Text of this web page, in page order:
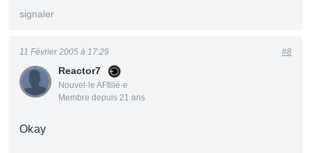
signaler
Reactor7
Nouvel·le AFfilié·e
Membre depuis 21 ans
11 Février 2005 à 17:29 #8
Okay